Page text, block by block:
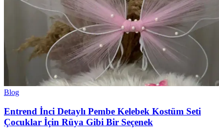
Blog
Entrend İnci Detaylı Pembe Kelebek Kostüm Seti
Çocuklar İçin Rüya Gibi Bir Seçenek